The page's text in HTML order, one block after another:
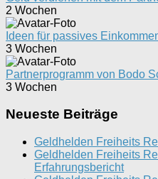
2 Wochen
Ideen für passives
3 Wochen
Partnerprogramm von Bodo
3 Wochen
Neueste Beiträge
Geldhelden Freiheits
Geldhelden Freiheits
Erfahrungsbericht